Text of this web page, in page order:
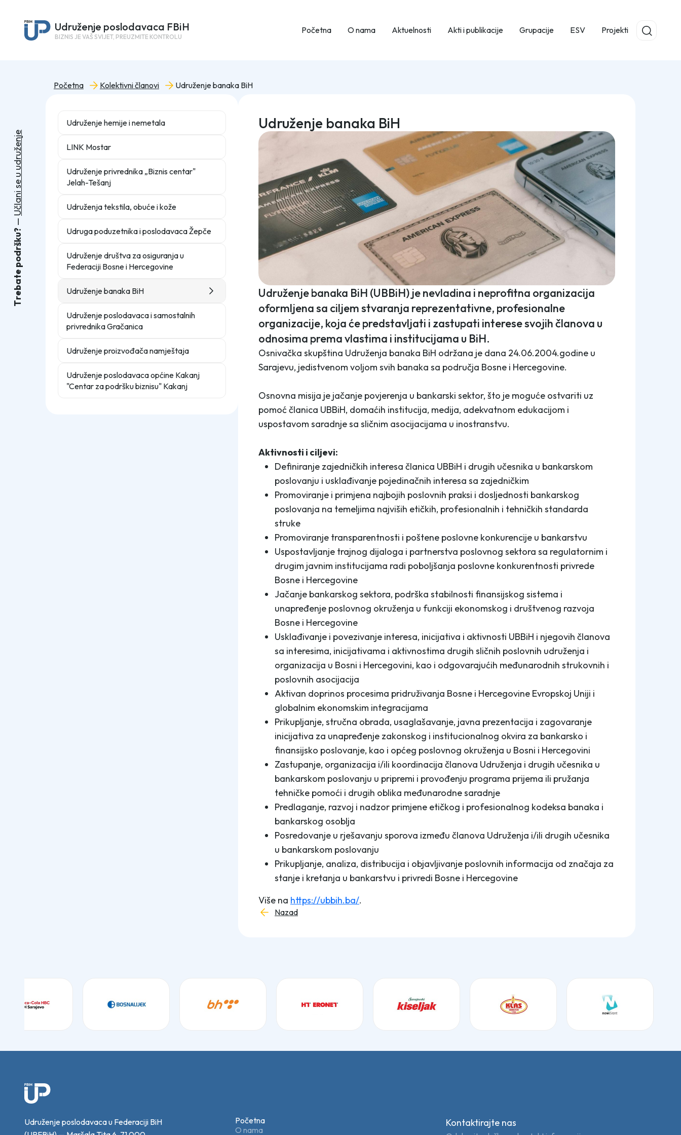
Udruženje poslodavaca FBiH
BIZNIS JE VAŠ SVIJET, PREUZMITE KONTROLU
Početna O nama Aktuelnosti Akti i publikacije Grupacije ESV Projekti
Početna Kolektivni članovi Udruženje banaka BiH
Udruženje hemije i nemetala
LINK Mostar
Udruženje privrednika „Biznis centar"
Jelah-Tešanj
Udruženja tekstila, obuće i kože
Udruga poduzetnika i poslodavaca Žepče
Udruženje društva za osiguranja u
Federaciji Bosne i Hercegovine
Udruženje banaka BiH
Udruženje poslodavaca i samostalnih
privrednika Gračanica
Udruženje proizvođača namještaja
Udruženje poslodavaca općine Kakanj
"Centar za podršku biznisu" Kakanj
Udruženje banaka BiH
Udruženje banaka BiH (UBBiH) je nevladina i neprofitna organizacija
oformljena sa ciljem stvaranja reprezentativne, profesionalne
organizacije, koja će predstavljati i zastupati interese svojih članova u
odnosima prema vlastima i institucijama u BiH.
Osnivačka skupština Udruženja banaka BiH održana je dana 24.06.2004.godine u
Sarajevu, jedistvenom voljom svih banaka sa područja Bosne i Hercegovine.
Osnovna misija je jačanje povjerenja u bankarski sektor, što je moguće ostvariti uz
pomoć članica UBBiH, domaćih institucija, medija, adekvatnom edukacijom i
uspostavom saradnje sa sličnim asocijacijama u inostranstvu.
Aktivnosti i ciljevi:
Definiranje zajedničkih interesa članica UBBiH i drugih učesnika u bankarskom
poslovanju i usklađivanje pojedinačnih interesa sa zajedničkim
Promoviranje i primjena najbojih poslovnih praksi i dosljednosti bankarskog
poslovanja na temeljima najviših etičkih, profesionalnih i tehničkih standarda
struke
Promoviranje transparentnosti i poštene poslovne konkurencije u bankarstvu
Uspostavljanje trajnog dijaloga i partnerstva poslovnog sektora sa regulatornim i
drugim javnim institucijama radi poboljšanja poslovne konkurentnosti privrede
Bosne i Hercegovine
Jačanje bankarskog sektora, podrška stabilnosti finansijskog sistema i
unapređenje poslovnog okruženja u funkciji ekonomskog i društvenog razvoja
Bosne i Hercegovine
Usklađivanje i povezivanje interesa, inicijativa i aktivnosti UBBiH i njegovih članova
sa interesima, inicijativama i aktivnostima drugih sličnih poslovnih udruženja i
organizacija u Bosni i Hercegovini, kao i odgovarajućih međunarodnih strukovnih i
poslovnih asocijacija
Aktivan doprinos procesima pridruživanja Bosne i Hercegovine Evropskoj Uniji i
globalnim ekonomskim integracijama
Prikupljanje, stručna obrada, usaglašavanje, javna prezentacija i zagovaranje
inicijativa za unapređenje zakonskog i institucionalnog okvira za bankarsko i
finansijsko poslovanje, kao i općeg poslovnog okruženja u Bosni i Hercegovini
Zastupanje, organizacija i/ili koordinacija članova Udruženja i drugih učesnika u
bankarskom poslovanju u pripremi i provođenju programa prijema ili pružanja
tehničke pomoći i drugih oblika međunarodne saradnje
Predlaganje, razvoj i nadzor primjene etičkog i profesionalnog kodeksa banaka i
bankarskog osoblja
Posredovanje u rješavanju sporova između članova Udruženja i/ili drugih učesnika
u bankarskom poslovanju
Prikupljanje, analiza, distribucija i objavljivanje poslovnih informacija od značaja za
stanje i kretanja u bankarstvu i privredi Bosne i Hercegovine
Više na https://ubbih.ba/.
Nazad
Udruženje poslodavaca u Federaciji BiH
Početna
O nama
Kontaktirajte nas
T
r
e
b
a
t
e
p
o
d
r
š
k
u
?
U
č
l
a
n
i
s
e
u
u
d
r
u
ž
e
n
j
e